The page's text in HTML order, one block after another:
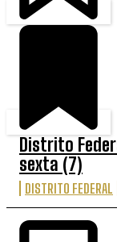
Distrito
sexta (7)
DISTRITO FEDERAL